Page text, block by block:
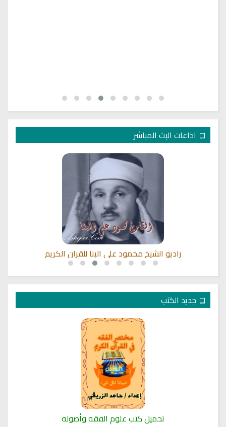
اذاعات البث المباشر
راديو الشيخ محمود علي البنا للقران الكريم
جديد الكتب
تحميل كتب علوم الفقه وأصوله